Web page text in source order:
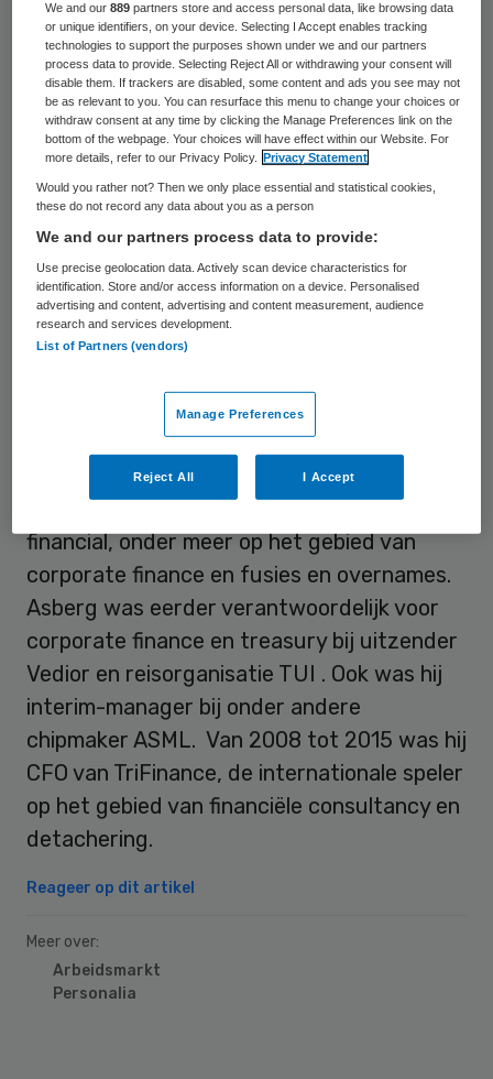
Het directieteam van Aethon is per 1 juni
versterkt met de aanstelling van Roland
Asberg als CFO. Asberg wordt
verantwoordelijk om de verdere groei
financieel mogelijk te maken en een bijdrage
te leveren aan de strategische keuzes.
Dat heeft de uitzender en detacheerder uit
Rijswijk,die actief is in de care en de cure
op 9 juni bekend gemaakt. Aethon zag zijn
omzet bijna verdubbelen in de afgelopen
twee jaar met een gezonde
winstgevendheid.
Roland Asberg is 51. Hij is een ervaren
financial, onder meer op het gebied van
corporate finance en fusies en overnames.
Asberg was eerder verantwoordelijk voor
corporate finance en treasury bij uitzender
Vedior en reisorganisatie TUI . Ook was hij
interim-manager bij onder andere
chipmaker ASML. Van 2008 tot 2015 was hij
CFO van TriFinance, de internationale speler
op het gebied van financiële consultancy en
detachering.
Reageer op dit artikel
Meer over:
Arbeidsmarkt
Personalia
We and our889 partners store and access personal data, like browsing data
or unique identifiers, on your device. Selecting I Accept enables tracking
technologies to support the purposes shown under we and our partners
process data to provide. Selecting Reject All or withdrawing your consent will
disable them. If trackers are disabled, some content and ads you see may not
be as relevant to you. You can resurface this menu to change your choices or
withdraw consent at any time by clicking the Manage Preferences link on the
bottom of the webpage. Your choices will have effect within our Website. For
more details, refer to our Privacy Policy.
Privacy Statement
Would you rather not? Then we only place essential and statistical cookies,
these do not record any data about you as a person
We and our partners process data to provide:
Use precise geolocation data. Actively scan device characteristics for
identification. Store and/or access information on a device. Personalised
advertising and content, advertising and content measurement, audience
research and services development.
List of Partners (vendors)
Manage Preferences
Reject All I Accept